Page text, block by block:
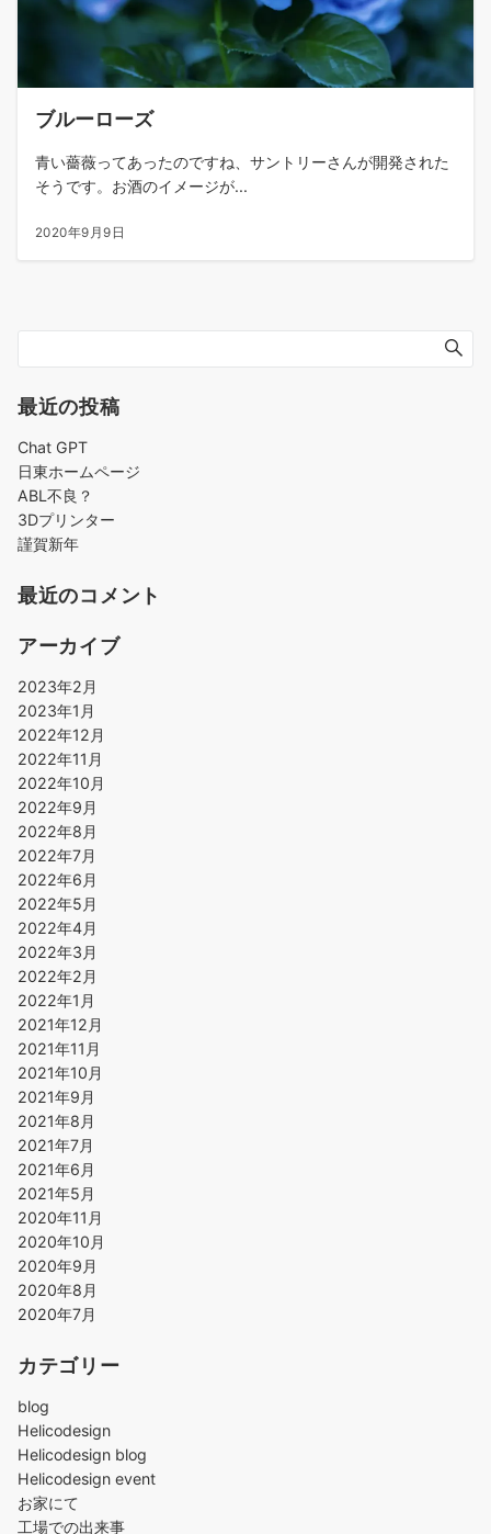
ブルーローズ
青い薔薇ってあったのですね、サントリーさんが開発された
そうです。お酒のイメージが...
2020年9月9日
最近の投稿
Chat GPT
日東ホームページ
ABL不良？
3Dプリンター
謹賀新年
最近のコメント
アーカイブ
2023年2月
2023年1月
2022年12月
2022年11月
2022年10月
2022年9月
2022年8月
2022年7月
2022年6月
2022年5月
2022年4月
2022年3月
2022年2月
2022年1月
2021年12月
2021年11月
2021年10月
2021年9月
2021年8月
2021年7月
2021年6月
2021年5月
2020年11月
2020年10月
2020年9月
2020年8月
2020年7月
カテゴリー
blog
Helicodesign
Helicodesign blog
Helicodesign event
お家にて
工場での出来事